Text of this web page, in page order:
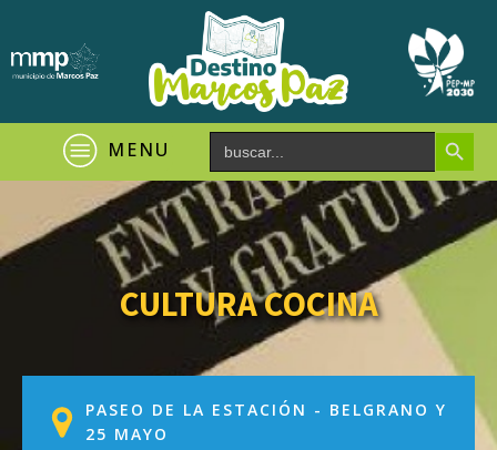
MENU Search
for:
Search Button
CULTURA COCINA
PASEO DE LA ESTACIÓN - BELGRANO Y
25 MAYO